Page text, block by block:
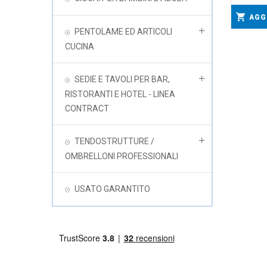
PENTOLAME ED ARTICOLI
CUCINA
SEDIE E TAVOLI PER BAR,
RISTORANTI E HOTEL - LINEA
CONTRACT
TENDOSTRUTTURE /
OMBRELLONI PROFESSIONALI
USATO GARANTITO